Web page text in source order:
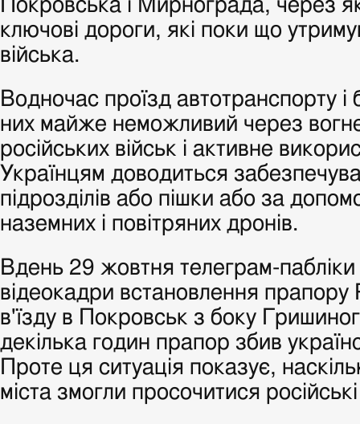
Покровська і Мирнограда, через
ключові дороги, які поки що
війська.
Водночас проїзд автотранспорту і
них майже неможливий через
російських військ і активне
Українцям доводиться
підрозділів або пішки або за
наземних і повітряних дронів.
Вдень 29 жовтня телеграм-пабліки
відеокадри встановлення прапору
в'їзду в Покровськ з боку
декілька годин прапор збив
Проте ця ситуація показує,
міста змогли просочитися